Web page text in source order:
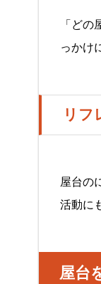
「ど
っかけ
リフ
屋台の
活動に
屋台